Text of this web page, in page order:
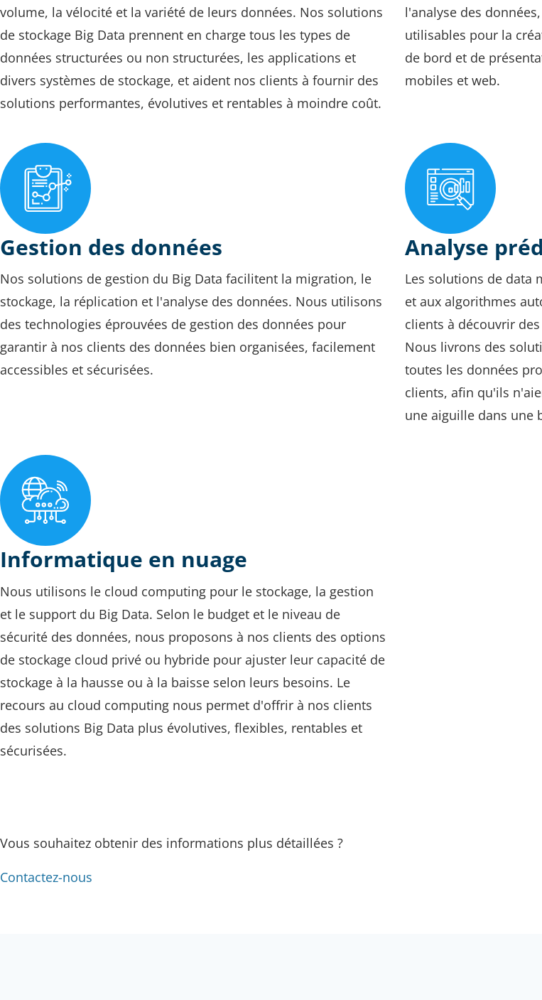
volume, la vélocité et la variété de leurs données. Nos solutions
de stockage Big Data prennent en charge tous les types de
données structurées ou non structurées, les applications et
divers systèmes de stockage, et aident nos clients à fournir des
solutions performantes, évolutives et rentables à moindre coût.
l'analyse des
utilisables pour la
de bord et de
mobiles et web.
Gestion des données
Nos solutions de gestion du Big Data facilitent la migration, le
stockage, la réplication et l'analyse des données. Nous utilisons
des technologies éprouvées de gestion des données pour
garantir à nos clients des données bien organisées, facilement
accessibles et sécurisées.
Analyse
Les solutions de data
et aux algorithmes
clients à découvrir
Nous livrons des
toutes les données
clients, afin qu'ils
une aiguille dans une
Informatique en nuage
Nous utilisons le cloud computing pour le stockage, la gestion
et le support du Big Data. Selon le budget et le niveau de
sécurité des données, nous proposons à nos clients des options
de stockage cloud privé ou hybride pour ajuster leur capacité de
stockage à la hausse ou à la baisse selon leurs besoins. Le
recours au cloud computing nous permet d'offrir à nos clients
des solutions Big Data plus évolutives, flexibles, rentables et
sécurisées.
Vous souhaitez obtenir des informations plus détaillées ?
Contactez-nous